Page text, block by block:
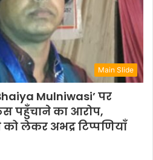
Main Slide
Mulniwasi’ पर
पहुँचाने का आरोप,
लेकर अभद्र टिप्पणियाँ